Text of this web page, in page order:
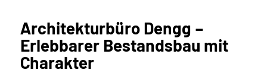
Architekturbüro Dengg –
Erlebbarer Bestandsbau mit
Charakter